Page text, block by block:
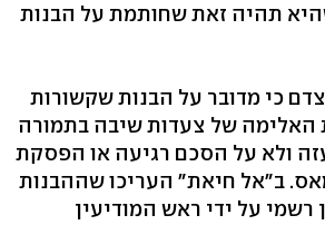
תהיה זאת שחותמת על הבנות
כי מדובר על הבנות שקשורות
של צעדות שיבה בתמורה
ולא על הסכם רגיעה או הפסקת
ב"אל חיאת" העריכו שההבנות
רשמי על ידי ראש המודיעין